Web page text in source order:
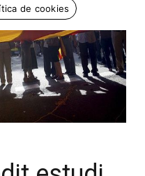
de cookies